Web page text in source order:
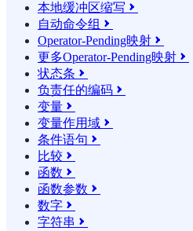
本地缓冲区缩写 
自动命令组 
Operator-Pending映射 
更多Operator-Pending映射 
状态条 
负责任的编码 
变量 
变量作用域 
条件语句 
比较 
函数 
函数参数 
数字 
字符串 